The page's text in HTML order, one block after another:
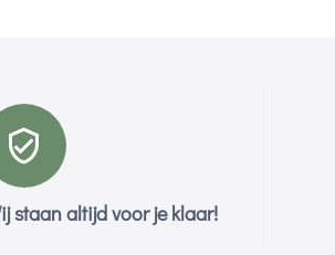
staan altijd voor je klaar!